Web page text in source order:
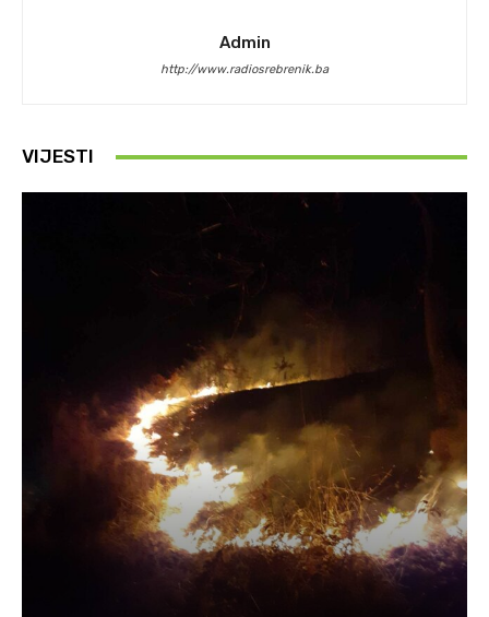
Admin
http://www.radiosrebrenik.ba
VIJESTI